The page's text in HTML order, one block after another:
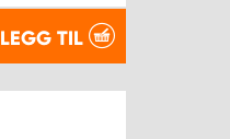
LEGG TIL